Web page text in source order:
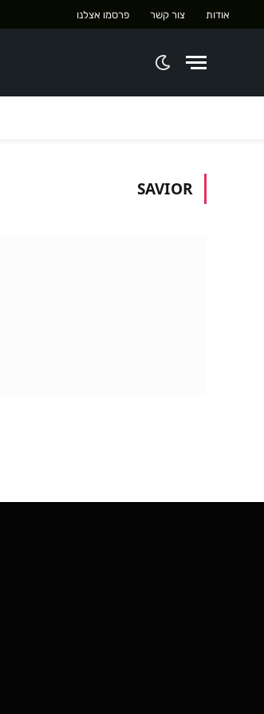
אודות צור קשר פרסמו אצלנו
SAVIOR